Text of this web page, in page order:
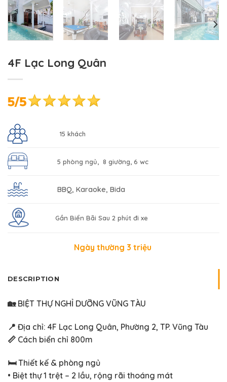
4F Lạc Long Quân
15 khách
5 phòng ngủ, 8 giường, 6 wc
BBQ, Karaoke, Bida
Gần Biển Bãi Sau 2 phút đi xe
Ngày thường 3 triệu
DESCRIPTION
🏡 BIỆT THỰ NGHỈ DƯỠNG VŨNG TÀU
📍 Địa chỉ: 4F Lạc Long Quân, Phường 2, TP. Vũng Tàu
📏 Cách biển chỉ 800m
🛏 Thiết kế & phòng ngủ
• Biệt thự 1 trệt – 2 lầu, rộng rãi thoáng mát